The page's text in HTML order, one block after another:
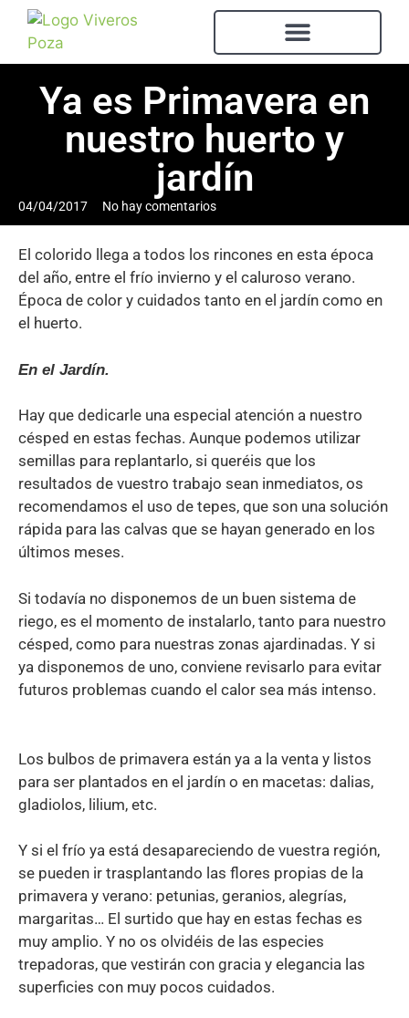
Ya es Primavera en
nuestro huerto y
jardín
04/04/2017 No hay comentarios
El colorido llega a todos los rincones en esta época
del año, entre el frío invierno y el caluroso verano.
Época de color y cuidados tanto en el jardín como en
el huerto.
En el Jardín.
Hay que dedicarle una especial atención a nuestro
césped en estas fechas. Aunque podemos utilizar
semillas para replantarlo, si queréis que los
resultados de vuestro trabajo sean inmediatos, os
recomendamos el uso de tepes, que son una solución
rápida para las calvas que se hayan generado en los
últimos meses.
Si todavía no disponemos de un buen sistema de
riego, es el momento de instalarlo, tanto para nuestro
césped, como para nuestras zonas ajardinadas. Y si
ya disponemos de uno, conviene revisarlo para evitar
futuros problemas cuando el calor sea más intenso.
Los bulbos de primavera están ya a la venta y listos
para ser plantados en el jardín o en macetas: dalias,
gladiolos, lilium, etc.
Y si el frío ya está desapareciendo de vuestra región,
se pueden ir trasplantando las flores propias de la
primavera y verano: petunias, geranios, alegrías,
margaritas… El surtido que hay en estas fechas es
muy amplio. Y no os olvidéis de las especies
trepadoras, que vestirán con gracia y elegancia las
superficies con muy pocos cuidados.